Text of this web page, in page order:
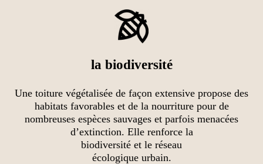
la biodiversité
Une toiture végétalisée de façon extensive propose des
habitats favorables et de la nourriture pour de
nombreuses espèces sauvages et parfois menacées
d’extinction. Elle renforce la
biodiversité et le réseau
écologique urbain.